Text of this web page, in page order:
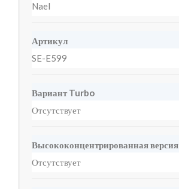
NaeI
Артикул
SE-E599
Вариант Turbo
Отсутствует
Высококонцентрированная версия
Отсутствует